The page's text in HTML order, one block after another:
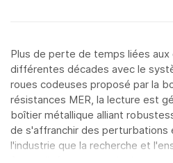
Plus de perte de temps liées aux
différentes décades avec le
roues codeuses proposé par la
résistances MER, la lecture est
boîtier métallique alliant
de s'affranchir des perturbations
l'industrie que la recherche et